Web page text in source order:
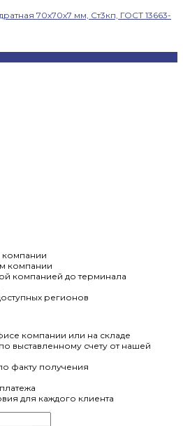
компании
компании
компанией до терминала
регионов
компании или на складе
выставленному счету от нашей
факту получения
для каждого клиента